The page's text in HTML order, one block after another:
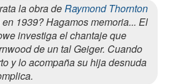
la obra deRaymond Thornton
1939? Hagamos memoria... El
investiga el chantaje que
de un tal Geiger. Cuando
y lo acompaña su hija desnuda